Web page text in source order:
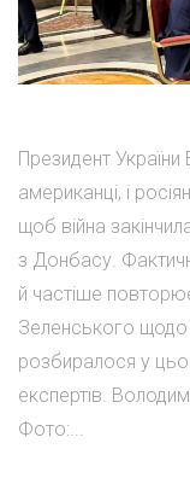
Президент
американці, і
щоб війна
з Донбасу.
й частіше
Зеленського щодо
розбиралося у
експертів.
Фото:...